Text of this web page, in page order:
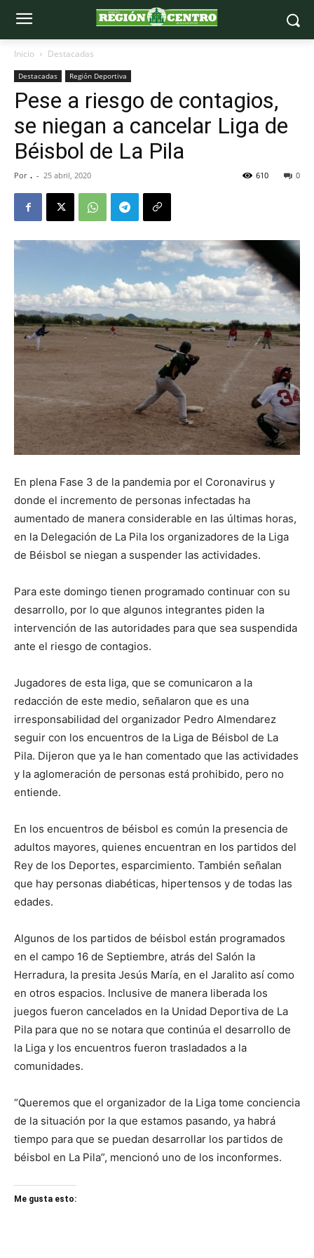
Inicio Destacadas
Destacadas Región Deportiva
Pese a riesgo de contagios,
se niegan a cancelar Liga de
Béisbol de La Pila
Por . - 25 abril, 2020 0
610
En plena Fase 3 de la pandemia por el Coronavirus y
donde el incremento de personas infectadas ha
aumentado de manera considerable en las últimas horas,
en la Delegación de La Pila los organizadores de la Liga
de Béisbol se niegan a suspender las actividades.
Para este domingo tienen programado continuar con su
desarrollo, por lo que algunos integrantes piden la
intervención de las autoridades para que sea suspendida
ante el riesgo de contagios.
Jugadores de esta liga, que se comunicaron a la
redacción de este medio, señalaron que es una
irresponsabilidad del organizador Pedro Almendarez
seguir con los encuentros de la Liga de Béisbol de La
Pila. Dijeron que ya le han comentado que las actividades
y la aglomeración de personas está prohibido, pero no
entiende.
En los encuentros de béisbol es común la presencia de
adultos mayores, quienes encuentran en los partidos del
Rey de los Deportes, esparcimiento. También señalan
que hay personas diabéticas, hipertensos y de todas las
edades.
Algunos de los partidos de béisbol están programados
en el campo 16 de Septiembre, atrás del Salón la
Herradura, la presita Jesús María, en el Jaralito así como
en otros espacios. Inclusive de manera liberada los
juegos fueron cancelados en la Unidad Deportiva de La
Pila para que no se notara que continúa el desarrollo de
la Liga y los encuentros fueron trasladados a la
comunidades.
“Queremos que el organizador de la Liga tome conciencia
de la situación por la que estamos pasando, ya habrá
tiempo para que se puedan desarrollar los partidos de
béisbol en La Pila”, mencionó uno de los inconformes.
Me gusta esto: